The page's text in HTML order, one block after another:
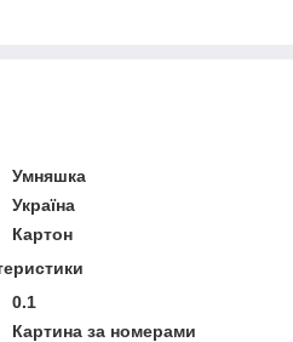
Умняшка
Україна
Картон
0.1
Картина за номерами